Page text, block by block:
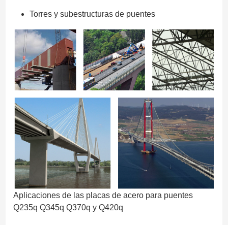
Torres y subestructuras de puentes
Aplicaciones de las placas de acero para puentes
Q235q Q345q Q370q y Q420q